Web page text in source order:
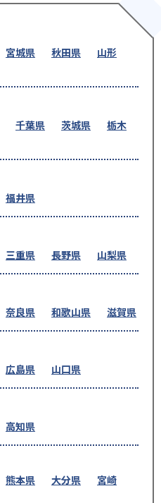
宮城県 秋田県
山形
千葉県 茨城県
栃木
福井県
三重県 長野県 山梨県
奈良県 和歌山県 滋賀県
広島県 山口県
高知県
熊本県 大分県
宮崎